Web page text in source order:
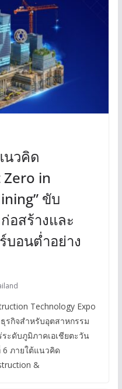
นวคิด
in
ขับ
อสร้างและ
บอนต่ำอย่าง
Technology Expo
รกิจสำหรับอุตสาหกรรม
ะดับภูมิภาคเอเชียตะวัน
6 ภายใต้แนวคิด
&